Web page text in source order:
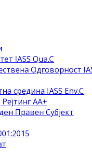
IASS Qua.C
Одговорност
средина IASS Env.C
АА+
Правен Субјект